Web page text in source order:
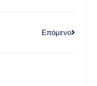
Επόμενο